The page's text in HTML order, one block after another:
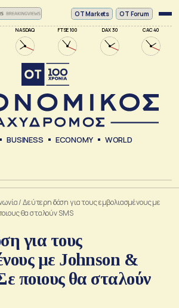
NASDAQ FTSE 100 DAX 30 CAC 40
ΟΤ Markets OT Forum
BUSINESS ECONOMY WORLD
/Δεύτερη δόση για τους εμβολιασμένους με
θα σταλούν SMS
για τους
με Johnson &
ποιους θα σταλούν